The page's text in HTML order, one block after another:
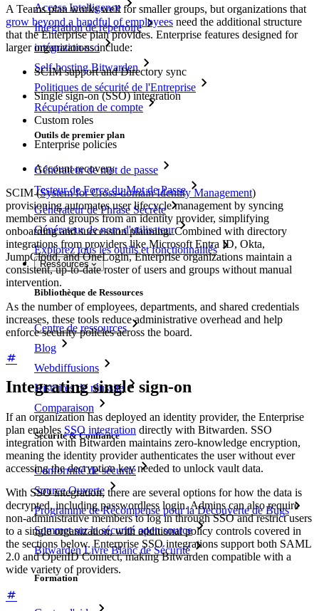
Access Intelligence
Intégration de répertoire
intégration-sso
Self-hosting Bitwarden
Politiques de sécurité de l'Entreprise
Récupération de compte
Outils de premier plan
Générateur de mot de passe
Testeur de Force du Mot de Passe
Générateur de Phrase Secrète
Générateur de nom d'utilisateur
Explorez tous les outils et fonctionnalités
Ressources
Bibliothèque de Ressources
Centre de ressources
Blog
Webdiffusions
Histoires de réussite
Comparaison
Sécurité & Confiance
Conformité de sécurité
Source Ouverte
Programme de Récompense pour la Découverte de Bugs
Sommet sur la sécurité open source
Bitwarden Livre Blanc de Sécurité
Formation
A Teams plan works well for smaller groups, but organizations that
grow beyond a handful of employees need the additional structure
that the Enterprise plan provides. Enterprise features designed for
larger organizations include:
SCIM support and Directory sync
Single sign-on (SSO) integration
Custom roles
Enterprise policies
Account recovery
SCIM (System for Cross-domain Identity Management)
provisioning automates user lifecycle management by syncing
members and groups from an identity provider, simplifying
onboarding and succession planning. Combined with directory
integrations from providers like Microsoft Entra ID, Okta,
JumpCloud, and OneLogin, Enterprise organizations maintain a
consistent, up-to-date roster of users and groups without manual
intervention.
As the number of employees, departments, and shared credentials
increases, these tools reduce administrative overhead and help
enforce security policies across the board.
Integrating single sign-on
If an organization has deployed an identity provider, the Enterprise
plan enables SSO integration directly with Bitwarden. SSO
integration with Bitwarden maintains zero-knowledge encryption,
meaning the identity provider authenticates the user without ever
accessing the decryption key needed to unlock vault data.
With SSO integration, there are several options for how the data is
decrypted, including passwordless login. Admins can also require
non-administrative members to log in through SSO and restrict users
to a single organization, with additional policy controls covered in
the sections below. Enterprise SSO integrations support both SAML
2.0 and OpenID Connect, making Bitwarden compatible with a
wide variety of providers.